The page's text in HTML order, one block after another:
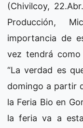
(Chivilcoy,
Producción,
importancia de
vez tendrá como
“La verdad es
domingo a partir
la Feria Bio en
la feria va a